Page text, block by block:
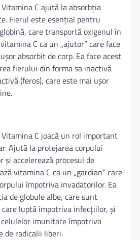
Vitamina C ajută la absorbția
Fierul este esențial pentru
care transportă oxigenul în
C ca un „ajutor” care face
absorbit de corp. Ea face acest
fierului din forma sa inactivă
(feros), care este mai ușor
Vitamina C joacă un rol important
Ajută la protejarea corpului
accelerează procesul de
vitamina C ca un „gardian” care
împotriva invadatorilor. Ea
de globule albe, care sunt
luptă împotriva infecțiilor, și
imunitare împotriva
de radicalii liberi.